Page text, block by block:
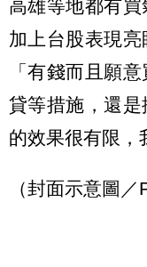
高雄等地都有買
加上台股表現亮
「有錢而且願
貸等措施，還
的效果很有限，
（封面示意圖／